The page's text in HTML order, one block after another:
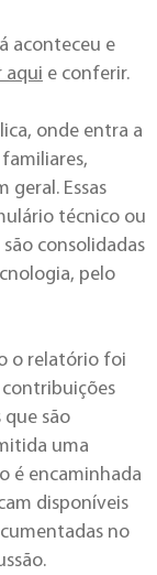
aconteceu e
aqui e conferir.
onde entra a
geral. Essas
técnico ou
consolidadas
pelo
o relatório foi
contribuições
que são
uma
é encaminhada
disponíveis
no